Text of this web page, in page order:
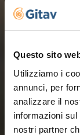
Questo sito
Utilizziamo i
annunci, per
analizzare il
informazioni
nostri partner